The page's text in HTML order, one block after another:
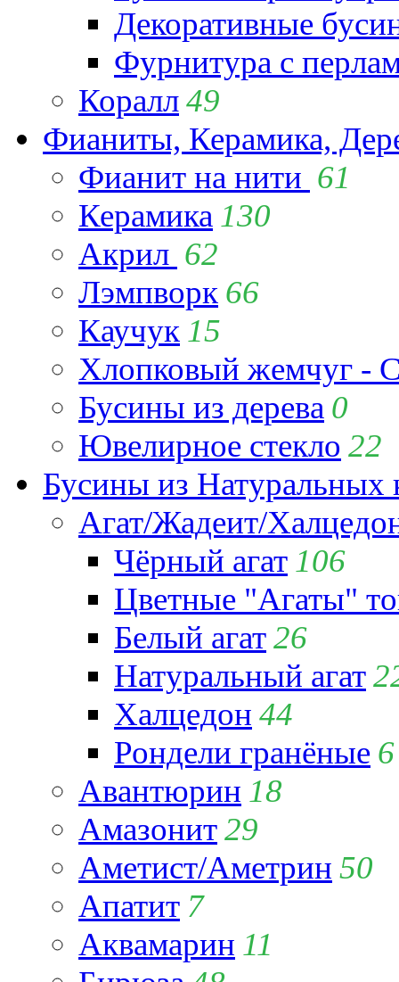
Декоративные
Фурнитура с
Коралл49
Фианиты, Керамика,
Фианит на нити 61
Керамика 130
Акрил 62
Лэмпворк 66
Каучук 15
Хлопковый жемчуг -
Бусины из дерева 0
Ювелирное стекло 22
Бусины из Натуральных
Агат/Жадеит/
Чёрный агат 106
Цветные "Агаты"
Белый агат26
Натуральный агат
Халцедон 44
Рондели гранёные 6
Авантюрин 18
Амазонит29
Аметист/Аметрин 50
Апатит 7
Аквамарин 11